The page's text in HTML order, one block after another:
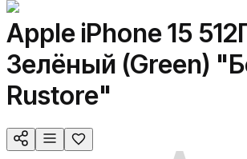
Apple iPhone 15
Зелёный (Green)
Rustore"